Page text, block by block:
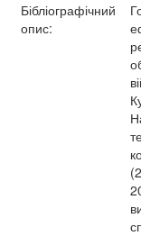
Бібліографічний
опис: